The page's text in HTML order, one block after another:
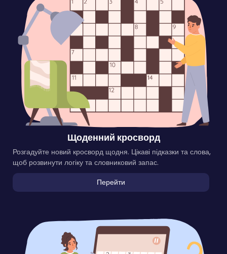
Щоденний кросворд
Розгадуйте новий кросворд щодня. Цікаві підказки та слова,
щоб розвинути логіку та словниковий запас.
Перейти